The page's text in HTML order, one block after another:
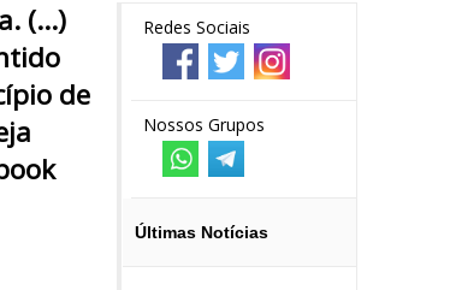
Redes Sociais
Nossos Grupos
Últimas Notícias
(...)
de